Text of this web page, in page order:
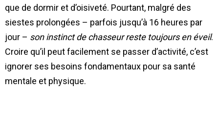
que de dormir et d’oisiveté. Pourtant, malgré des
siestes prolongées – parfois jusqu’à 16 heures par
jour – son instinct de chasseur reste toujours en éveil.
Croire qu’il peut facilement se passer d’activité, c’est
ignorer ses besoins fondamentaux pour sa santé
mentale et physique.